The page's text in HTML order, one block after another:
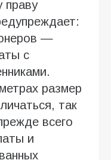
праву
—
с
размер
так
всего
и